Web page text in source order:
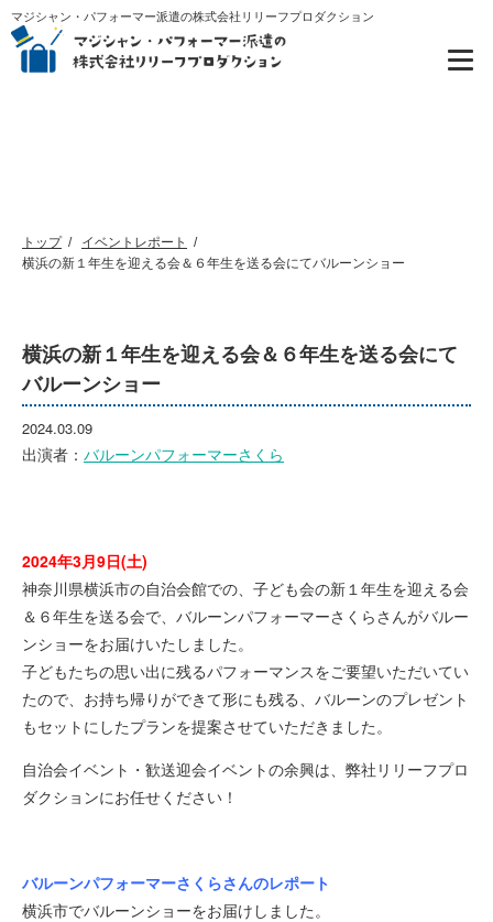
マジシャン・パフォーマー派遣の株式会社リリーフプロダクション
トップ
イベントレポート
横浜の新１年生を迎える会＆６年生を送る会にてバルーンショー
横浜の新１年生を迎える会＆６年生を送る会にて
バルーンショー
2024.03.09
出演者： バルーンパフォーマーさくら
2024年3月9日(土)
神奈川県横浜市の自治会館での、子ども会の新１年生を迎える会
＆６年生を送る会で、バルーンパフォーマーさくらさんがバルー
ンショーをお届けいたしました。
子どもたちの思い出に残るパフォーマンスをご要望いただいてい
たので、お持ち帰りができて形にも残る、バルーンのプレゼント
もセットにしたプランを提案させていただきました。
自治会イベント・歓送迎会イベントの余興は、弊社リリーフプロ
ダクションにお任せください！
バルーンパフォーマーさくらさんのレポート
横浜市でバルーンショーをお届けしました。